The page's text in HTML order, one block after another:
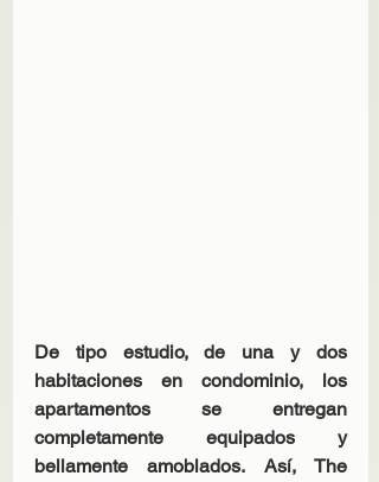
De tipo estudio, de una y dos
habitaciones en condominio, los
apartamentos se entregan
completamente equipados y
bellamente amoblados. Así, The